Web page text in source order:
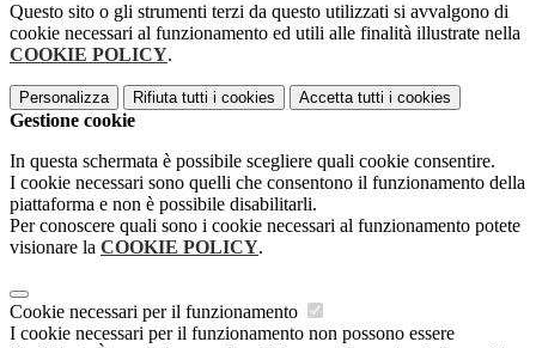
Questo sito o gli strumenti terzi da questo utilizzati si avvalgono di
cookie necessari al funzionamento ed utili alle finalità illustrate nella
COOKIE POLICY.
Personalizza Rifiuta tutti i cookies Accetta tutti i cookies
Gestione cookie
In questa schermata è possibile scegliere quali cookie consentire.
I cookie necessari sono quelli che consentono il funzionamento della
piattaforma e non è possibile disabilitarli.
Per conoscere quali sono i cookie necessari al funzionamento potete
visionare la COOKIE POLICY.
Cookie necessari per il funzionamento
I cookie necessari per il funzionamento non possono essere